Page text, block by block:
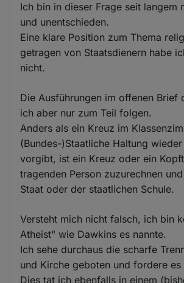
Ich bin in dieser Frage seit langem
und unentschieden.
Eine klare Position zum Thema
getragen von Staatsdienern habe
nicht.
Die Ausführungen im offenen Brief
ich aber nur zum Teil folgen.
Anders als ein Kreuz im
(Bundes-)Staatliche Haltung
vorgibt, ist ein Kreuz oder ein
tragenden Person zuzurechnen
Staat oder der staatlichen Schule.
Versteht mich nicht falsch, ich bin
Atheist" wie Dawkins es nannte.
Ich sehe durchaus die scharfe
und Kirche geboten und fordere es
Dies tat ich ebenfalls in einem